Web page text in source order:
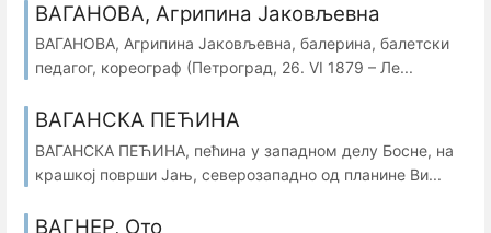
ВАГАНОВА, Агрипина Јаковљевна
ВАГАНОВА, Агрипина Јаковљевна, балерина, балетски
педагог, кореограф (Петроград, 26. VI 1879 – Ле...
ВАГАНСКА ПЕЋИНА
ВАГАНСКА ПЕЋИНА, пећина у западном делу Босне, на
крашкој површи Јањ, северозападно од планине Ви...
ВАГНЕР, Ото